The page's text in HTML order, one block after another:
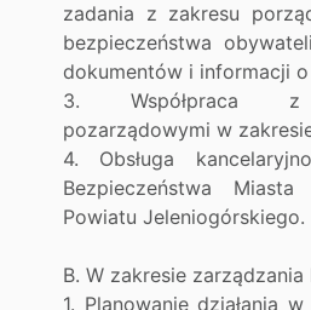
zadania z zakresu
bezpieczeństwa
dokumentów i informacji
3. Współpraca z
pozarządowymi w
4. Obsługa
Bezpieczeństwa
Powiatu Jeleniogórskiego.
B. W zakresie
1. Planowanie działania